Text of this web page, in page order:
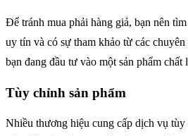
Để tránh mua phải hàng giả, bạn nên
uy tín và có sự tham khảo từ các
bạn đang đầu tư vào một sản phẩm chất
Tùy chỉnh sản phẩm
Nhiều thương hiệu cung cấp dịch vụ